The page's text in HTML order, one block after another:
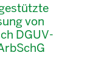
von
DGUV-